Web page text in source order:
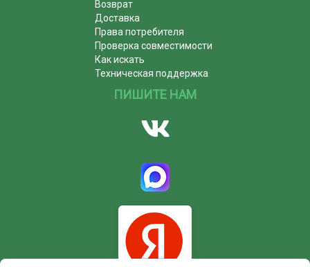
Возврат
Доставка
Права потребителя
Проверка совместимости
Как искать
Техническая поддержка
ПИШИТЕ НАМ